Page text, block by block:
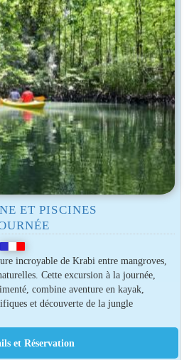
ET PISCINES
incroyable de Krabi entre mangroves,
Cette excursion à la journée,
combine aventure en kayak,
et découverte de la jungle